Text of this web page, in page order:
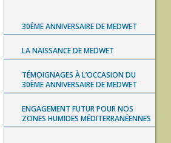
30ÈME ANNIVERSAIRE DE MEDWET
LA NAISSANCE DE MEDWET
TÉMOIGNAGES À L’OCCASION DU
30ÈME ANNIVERSAIRE DE MEDWET
ENGAGEMENT FUTUR POUR NOS
ZONES HUMIDES MÉDITERRANÉENNES